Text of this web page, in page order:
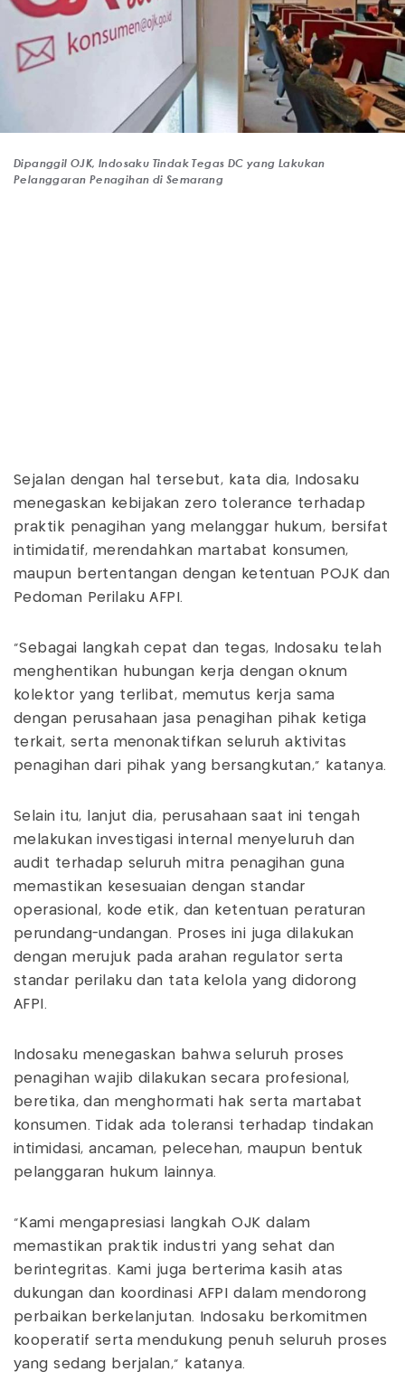
Dipanggil OJK, Indosaku Tindak Tegas DC yang Lakukan
Pelanggaran Penagihan di Semarang
Sejalan dengan hal tersebut, kata dia, Indosaku
menegaskan kebijakan zero tolerance terhadap
praktik penagihan yang melanggar hukum, bersifat
intimidatif, merendahkan martabat konsumen,
maupun bertentangan dengan ketentuan POJK dan
Pedoman Perilaku AFPI.
"Sebagai langkah cepat dan tegas, Indosaku telah
menghentikan hubungan kerja dengan oknum
kolektor yang terlibat, memutus kerja sama
dengan perusahaan jasa penagihan pihak ketiga
terkait, serta menonaktifkan seluruh aktivitas
penagihan dari pihak yang bersangkutan," katanya.
Selain itu, lanjut dia, perusahaan saat ini tengah
melakukan investigasi internal menyeluruh dan
audit terhadap seluruh mitra penagihan guna
memastikan kesesuaian dengan standar
operasional, kode etik, dan ketentuan peraturan
perundang-undangan. Proses ini juga dilakukan
dengan merujuk pada arahan regulator serta
standar perilaku dan tata kelola yang didorong
AFPI.
Indosaku menegaskan bahwa seluruh proses
penagihan wajib dilakukan secara profesional,
beretika, dan menghormati hak serta martabat
konsumen. Tidak ada toleransi terhadap tindakan
intimidasi, ancaman, pelecehan, maupun bentuk
pelanggaran hukum lainnya.
"Kami mengapresiasi langkah OJK dalam
memastikan praktik industri yang sehat dan
berintegritas. Kami juga berterima kasih atas
dukungan dan koordinasi AFPI dalam mendorong
perbaikan berkelanjutan. Indosaku berkomitmen
kooperatif serta mendukung penuh seluruh proses
yang sedang berjalan," katanya.